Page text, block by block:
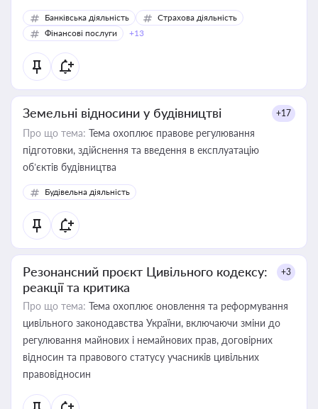
Банківська діяльність
Страхова діяльність
Фінансові послуги
+13
Земельні відносини у будівництві +17
Про що тема: Тема охоплює правове регулювання
підготовки, здійснення та введення в експлуатацію
об’єктів будівництва
Будівельна діяльність
Резонансний проєкт Цивільного кодексу:
реакції та критика
+3
Про що тема: Тема охоплює оновлення та реформування
цивільного законодавства України, включаючи зміни до
регулювання майнових і немайнових прав, договірних
відносин та правового статусу учасників цивільних
правовідносин